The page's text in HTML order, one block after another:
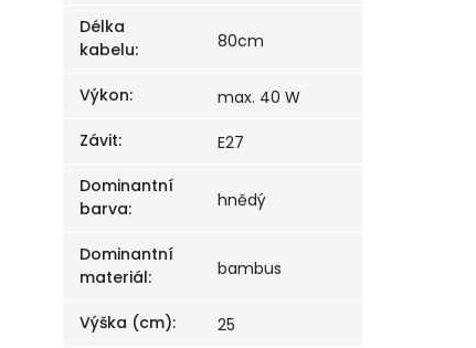
Délka
kabelu: 80cm
Výkon:
max. 40 W
Závit:
E27
Dominantní
barva: hnědý
Dominantní
materiál: bambus
Výška (cm):
25